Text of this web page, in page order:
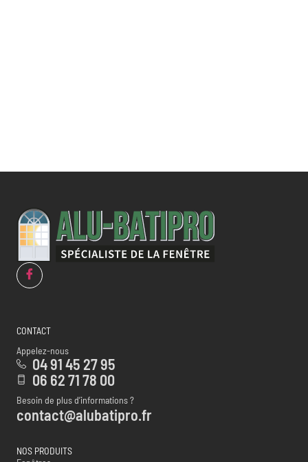
CONTACT
Appelez-nous
04 91 45 27 95
06 62 71 78 00
Besoin de plus d’informations ?
contact@alubatipro.fr
NOS PRODUITS